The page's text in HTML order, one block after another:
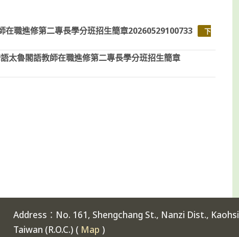
職進修第二專長學分班招生簡章20260529100733
下
太魯閣語教師在職進修第二專長學分班招生簡章
Address：No. 161, Shengchang St., Nanzi Dist.,
Taiwan (R.O.C.) ( Map )